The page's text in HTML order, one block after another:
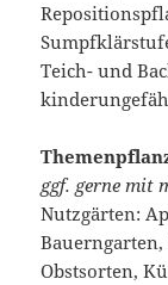
Teich- und
ggf. gerne mit
Nutzgärten:
Bauerngarten,
Obstsorten,